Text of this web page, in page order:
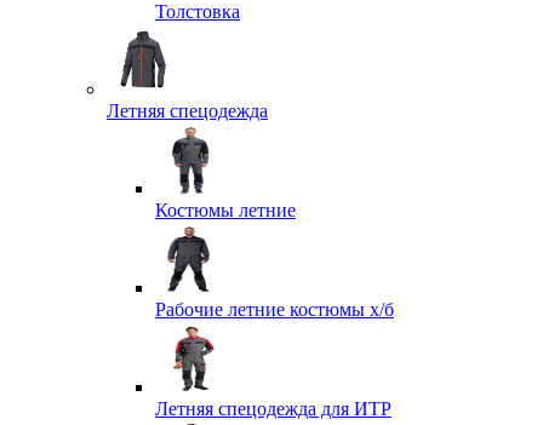
Толстовка
Летняя спецодежда
Костюмы летние
Рабочие летние костюмы х/б
Летняя спецодежда для ИТР